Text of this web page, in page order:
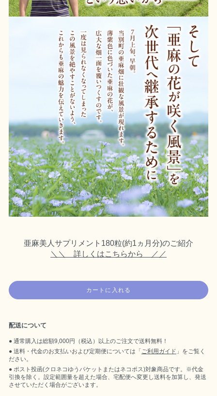
亜麻美人サプリメント180粒(約1ヵ月分)のご紹介
＼＼ 詳しくはこちらから ／／
カートに入れる
配送について
通常購入は総額9,000円（税込）以上のご注文で送料無料！
送料・代金のお支払いおよび定期便については「 ご利用ガイド 」をご覧く
ださい。
ポスト投函(クロネコゆうパケットまたはネコポス)対象商品です。※代金
引換を除く。設定範囲量を超えた場合、宅配便へ変更し送料を加算し、発送
させていただく場合がございます。